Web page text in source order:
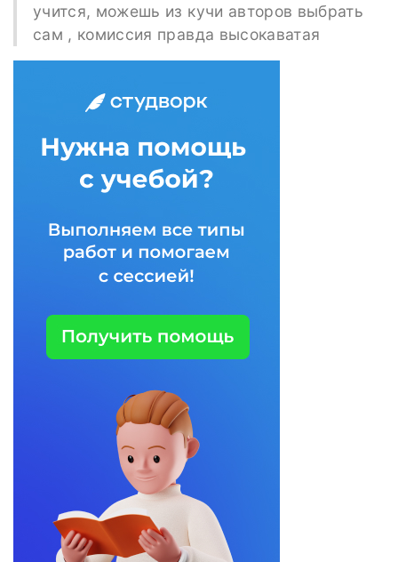
учится, можешь из кучи авторов выбрать
сам , комиссия правда высокаватая